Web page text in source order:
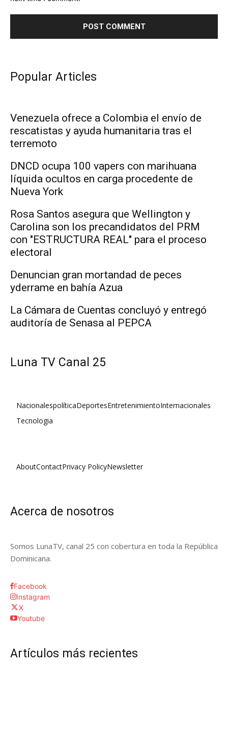
Popular Articles
Venezuela ofrece a Colombia el envío de
rescatistas y ayuda humanitaria tras el
terremoto
DNCD ocupa 100 vapers con marihuana
líquida ocultos en carga procedente de
Nueva York
Rosa Santos asegura que Wellington y
Carolina son los precandidatos del PRM
con "ESTRUCTURA REAL" para el proceso
electoral
Denuncian gran mortandad de peces
yderrame en bahía Azua
La Cámara de Cuentas concluyó y entregó
auditoría de Senasa al PEPCA
Luna TV Canal 25
NacionalespolíticaDeportesEntretenimientoInternacionales
Tecnologia
AboutContactPrivacy PolicyNewsletter
Acerca de nosotros
Somos LunaTV, canal 25 con cobertura en toda la República
Dominicana.
Facebook
Instagram
X
Youtube
Artículos más recientes